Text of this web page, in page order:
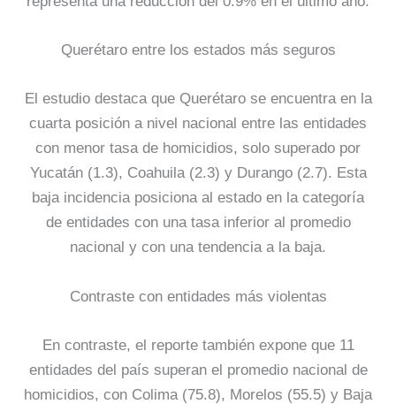
Querétaro entre los estados más seguros
El estudio destaca que Querétaro se encuentra en la
cuarta posición a nivel nacional entre las entidades
con menor tasa de homicidios, solo superado por
Yucatán (1.3), Coahuila (2.3) y Durango (2.7). Esta
baja incidencia posiciona al estado en la categoría
de entidades con una tasa inferior al promedio
nacional y con una tendencia a la baja.
Contraste con entidades más violentas
En contraste, el reporte también expone que 11
entidades del país superan el promedio nacional de
homicidios, con Colima (75.8), Morelos (55.5) y Baja